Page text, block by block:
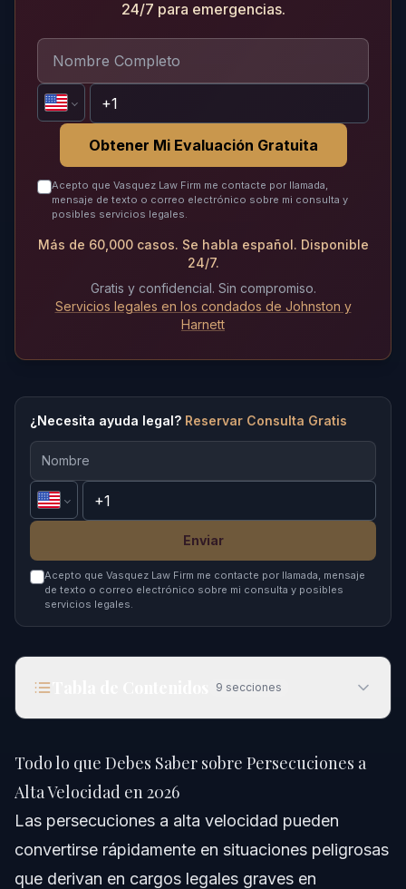
24/7 para emergencias.
Obtener Mi Evaluación Gratuita
Acepto que Vasquez Law Firm me contacte por llamada,
mensaje de texto o correo electrónico sobre mi consulta y
posibles servicios legales.
Más de 60,000 casos. Se habla español. Disponible
24/7.
Gratis y confidencial. Sin compromiso.
Servicios legales en los condados de Johnston y
Harnett
¿Necesita ayuda legal? Reservar Consulta Gratis
Enviar
Acepto que Vasquez Law Firm me contacte por llamada, mensaje
de texto o correo electrónico sobre mi consulta y posibles
servicios legales.
9 secciones
Respuesta Rápida
Comprendiendo una Persecución a Alta
Velocidad
¿Qué se Considera Alta Velocidad?
Todo lo que Debes Saber sobre Persecuciones a
Alta Velocidad en 2026
Las persecuciones a alta velocidad pueden
convertirse rápidamente en situaciones peligrosas
que derivan en cargos legales graves en